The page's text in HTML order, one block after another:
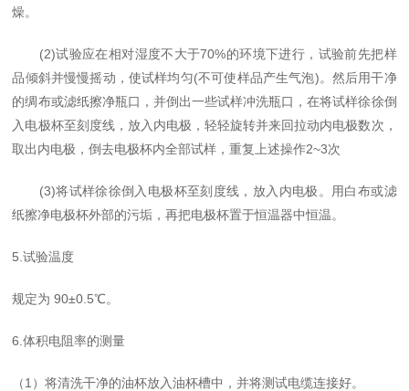
燥。
(2)试验应在相对湿度不大于70%的环境下进行，试验前先把样
品倾斜并慢慢摇动，使试样均匀(不可使样品产生气泡)。然后用干净
的绸布或滤纸擦净瓶口，并倒出一些试样冲洗瓶口，在将试样徐徐倒
入 电极杯至刻度线，放入内电极，轻轻旋转并来回拉动内电极数次，
取出内电极，倒去电极杯内全部试样，重复上述操作2~3次
(3)将试样徐徐倒 入 电极杯至刻度线，放入 内电极。用白布或滤
纸擦净电极杯外部的污垢，再把电极杯置于恒温器中恒温。
5.试验温度
规定为 90±0.5℃。
6.体积电阻率的测量
（1）将清洗干净的油杯放入油杯槽中，并将测试电缆连接好。